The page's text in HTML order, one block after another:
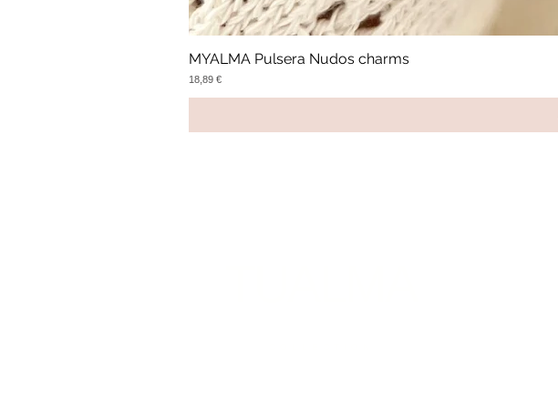
MYALMA Pulsera Nudos charms
Precio
18,89 €